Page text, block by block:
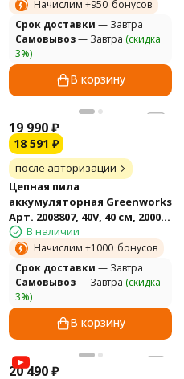
Начислим +950 бонусов
Cрок доставки — Завтра
Самовывоз— Завтра (скидка
3%)
В корзину
19 990₽
18 591 ₽
после авторизации
Цепная пила
аккумуляторная Greenworks
Арт. 2008807, 40V, 40 см, 2000
Вт, бесщеточная, без АКБ И
ЗУ
В наличии
Начислим +1000 бонусов
Cрок доставки — Завтра
Самовывоз— Завтра (скидка
3%)
В корзину
20 490₽